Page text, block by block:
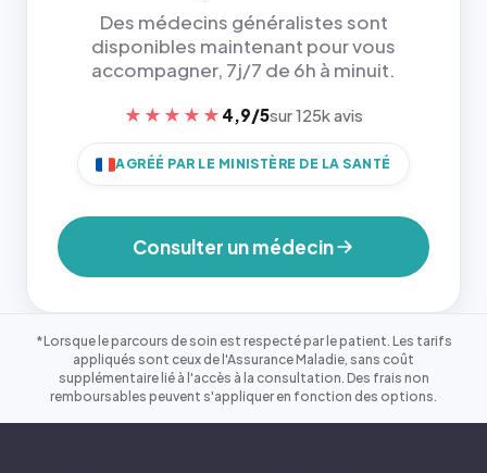
Des médecins généralistes sont
disponibles maintenant pour vous
accompagner, 7j/7 de 6h à minuit.
★★★★★ 4,9/5sur 125k avis
AGRÉÉ PAR LE MINISTÈRE DE LA SANTÉ
Consulter un médecin
*Lorsque le parcours de soin est respecté par le patient. Les tarifs
appliqués sont ceux de l'Assurance Maladie, sans coût
supplémentaire lié à l'accès à la consultation. Des frais non
remboursables peuvent s'appliquer en fonction des options.